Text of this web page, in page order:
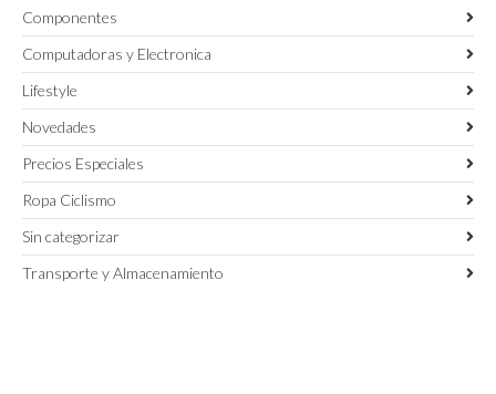
Componentes
Computadoras y Electronica
Lifestyle
Novedades
Precios Especiales
Ropa Ciclismo
Sin categorizar
Transporte y Almacenamiento